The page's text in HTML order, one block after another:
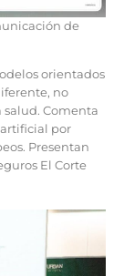
de
orientados
no
Comenta
por
Presentan
El Corte